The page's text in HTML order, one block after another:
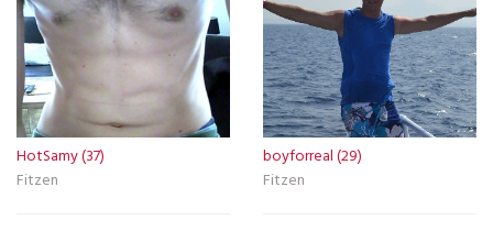
HotSamy (37)
Fitzen
boyforreal (29)
Fitzen